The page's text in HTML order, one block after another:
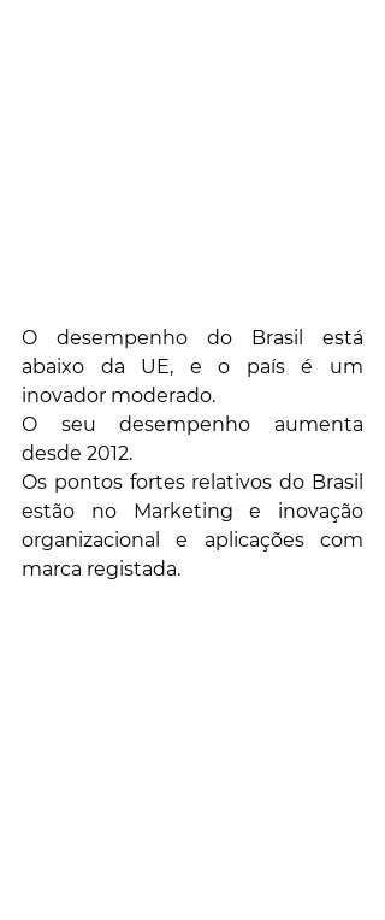
O desempenho do Brasil está
abaixo da UE, e o país é um
inovador moderado.
O seu desempenho aumenta
desde 2012.
Os pontos fortes relativos do Brasil
estão no Marketing e inovação
organizacional e aplicações com
marca registada.